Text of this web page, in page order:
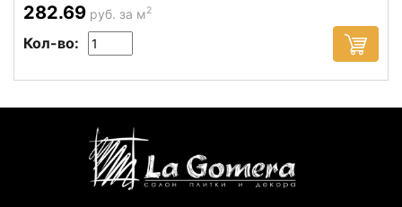
282.69 руб. за м2
Кол-во: